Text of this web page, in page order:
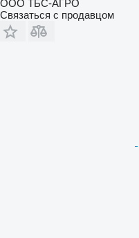
ООО ТБС-АГРО
Связаться с продавцом